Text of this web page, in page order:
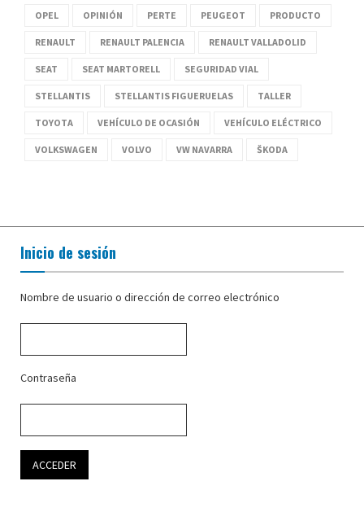
OPEL OPINIÓN PERTE PEUGEOT PRODUCTO
RENAULT RENAULT PALENCIA RENAULT VALLADOLID
SEAT SEAT MARTORELL SEGURIDAD VIAL
STELLANTIS STELLANTIS FIGUERUELAS TALLER
TOYOTA VEHÍCULO DE OCASIÓN VEHÍCULO ELÉCTRICO
VOLKSWAGEN VOLVO VW NAVARRA ŠKODA
Inicio de sesión
Nombre de usuario o dirección de correo electrónico
Contraseña